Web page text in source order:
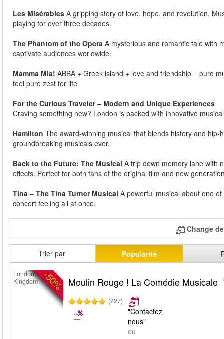
Les Misérables A gripping story of love, hope, and revolution.
playing for over three decades.
The Phantom of the Opera A mysterious and romantic tale with
captivate audiences worldwide.
Mamma Mia! ABBA + Greek island + love and friendship = pure
feel pure zest for life.
For the Curious Traveler – Modern and Unique Experiences
Craving something new? London is packed with innovative
Hamilton The award-winning musical that blends history and
groundbreaking musicals ever.
Back to the Future: The Musical A trip down memory lane with
effects. Perfect for both fans of the original film and new
Tina – The Tina Turner Musical A powerful musical about one
concert feeling all at once.
Change
Trier par Popularité
-50%
London, United
Kingdom
Moulin Rouge ! La Comédie Musicale
(227)
"Contactez
nous"
ou